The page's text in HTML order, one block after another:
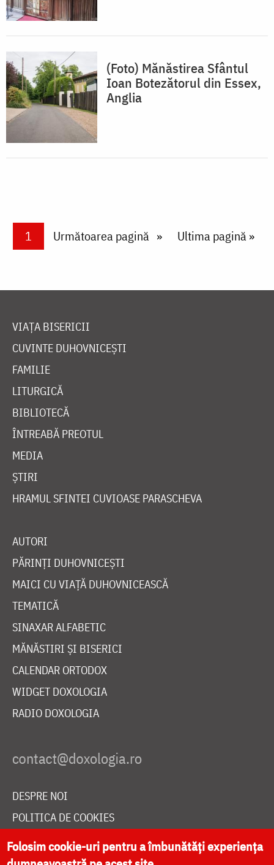
(Foto) Mănăstirea Sfântul
Ioan Botezătorul din Essex,
Anglia
PaginareCurrent page
1 Next page
Următoarea pagină Last page
Ultima pagină »
VIAȚA BISERICII
CUVINTE DUHOVNICEȘTI
FAMILIE
LITURGICĂ
BIBLIOTECĂ
ÎNTREABĂ PREOTUL
MEDIA
ȘTIRI
HRAMUL SFINTEI CUVIOASE PARASCHEVA
AUTORI
PĂRINȚI DUHOVNICEȘTI
MAICI CU VIAȚĂ DUHOVNICEASCĂ
TEMATICĂ
SINAXAR ALFABETIC
MĂNĂSTIRI ȘI BISERICI
CALENDAR ORTODOX
WIDGET DOXOLOGIA
RADIO DOXOLOGIA
DESPRE NOI
POLITICA DE COOKIES
DONEAZĂ ONLINE PENTRU CATEDRALA NAȚIONALĂ
Folosim cookie-uri pentru a îmbunătăți experiența